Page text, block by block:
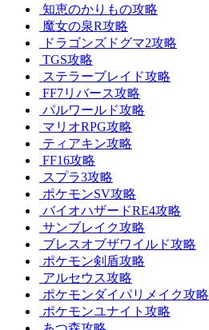
知恵のかりもの攻略
魔女の泉R攻略
ドラゴンズドグマ2攻略
TGS攻略
ステラーブレイド攻略
FF7リバース攻略
パルワールド攻略
マリオRPG攻略
ティアキン攻略
FF16攻略
スプラ3攻略
ポケモンSV攻略
バイオハザードRE4攻略
サンブレイク攻略
ブレスオブザワイルド攻略
ポケモン剣盾攻略
アルセウス攻略
ポケモンダイパリメイク攻略
ポケモンユナイト攻略